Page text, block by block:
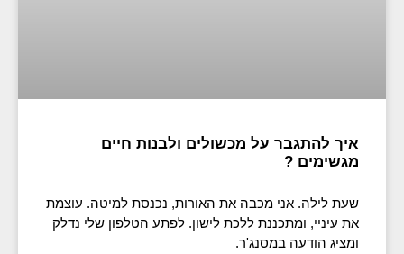
איך להתגבר על מכשולים ולבנות חיים
מגשימים ?
שעת לילה. אני מכבה את האורות, נכנסת למיטה. עוצמת
את עיניי, ומתכננת ללכת לישון. לפתע הטלפון שלי נדלק
ומציג הודעה במסנג'ר.